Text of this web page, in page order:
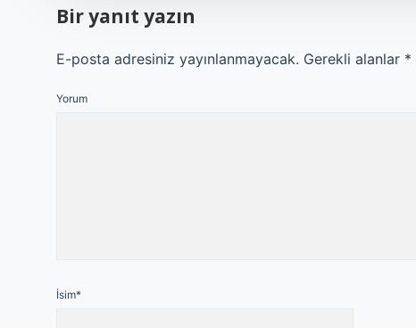
Bir yanıt yazın
E-posta adresiniz yayınlanmayacak. Gerekli alanlar *
Yorum
İsim*